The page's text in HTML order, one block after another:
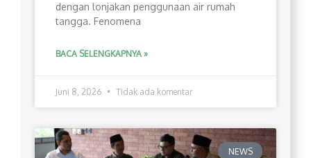
dengan lonjakan penggunaan air rumah
tangga. Fenomena
BACA SELENGKAPNYA »
Juni 8, 2026 Tidak ada komentar
NEWS